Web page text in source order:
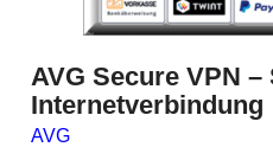
AVG Secure VPN
Internetverbindung
AVG